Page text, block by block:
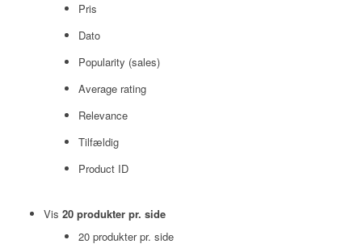
Pris
Dato
Popularity (sales)
Average rating
Relevance
Tilfældig
Product ID
Vis 20 produkter pr. side
20 produkter pr. side